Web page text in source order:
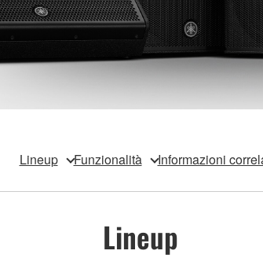
Lineup Funzionalità Informazioni
Lineup